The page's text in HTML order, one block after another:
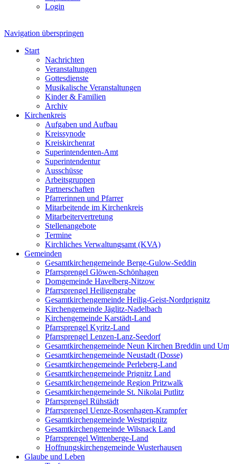
Login
Navigation überspringen
Start
Nachrichten
Veranstaltungen
Gottesdienste
Musikalische Veranstaltungen
Kinder & Familien
Archiv
Kirchenkreis
Aufgaben und Aufbau
Kreissynode
Kreiskirchenrat
Superintendenten-Amt
Superintendentur
Ausschüsse
Arbeitsgruppen
Partnerschaften
Pfarrerinnen und Pfarrer
Mitarbeitende im Kirchenkreis
Mitarbeitervertretung
Stellenangebote
Termine
Kirchliches Verwaltungsamt (KVA)
Gemeinden
Gesamtkirchengemeinde Berge-Gulow-Seddin
Pfarrsprengel Glöwen-Schönhagen
Domgemeinde Havelberg-Nitzow
Pfarrsprengel Heiligengrabe
Gesamtkirchengemeinde Heilig-Geist-Nordprignitz
Kirchengemeinde Jäglitz-Nadelbach
Kirchengemeinde Karstädt-Land
Pfarrsprengel Kyritz-Land
Pfarrsprengel Lenzen-Lanz-Seedorf
Gesamtkirchengemeinde Neun Kirchen Breddin und
Gesamtkirchengemeinde Neustadt (Dosse)
Gesamtkirchengemeinde Perleberg-Land
Gesamtkirchengemeinde Prignitz Land
Gesamtkirchengemeinde Region Pritzwalk
Gesamtkirchengemeinde St. Nikolai Putlitz
Pfarrsprengel Rühstädt
Pfarrsprengel Uenze-Rosenhagen-Krampfer
Gesamtkirchengemeinde Westprignitz
Gesamtkirchengemeinde Wilsnack Land
Pfarrsprengel Wittenberge-Land
Hoffnungskirchengemeinde Wusterhausen
Glaube und Leben